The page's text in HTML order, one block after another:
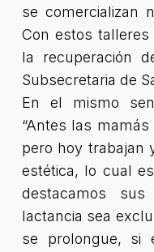
se comercializan
Con estos
la recuperación
Subsecretaria de
En el mismo
“Antes las
pero hoy trabajan
estética, lo cual
destacamos
lactancia sea
se prolongue, si